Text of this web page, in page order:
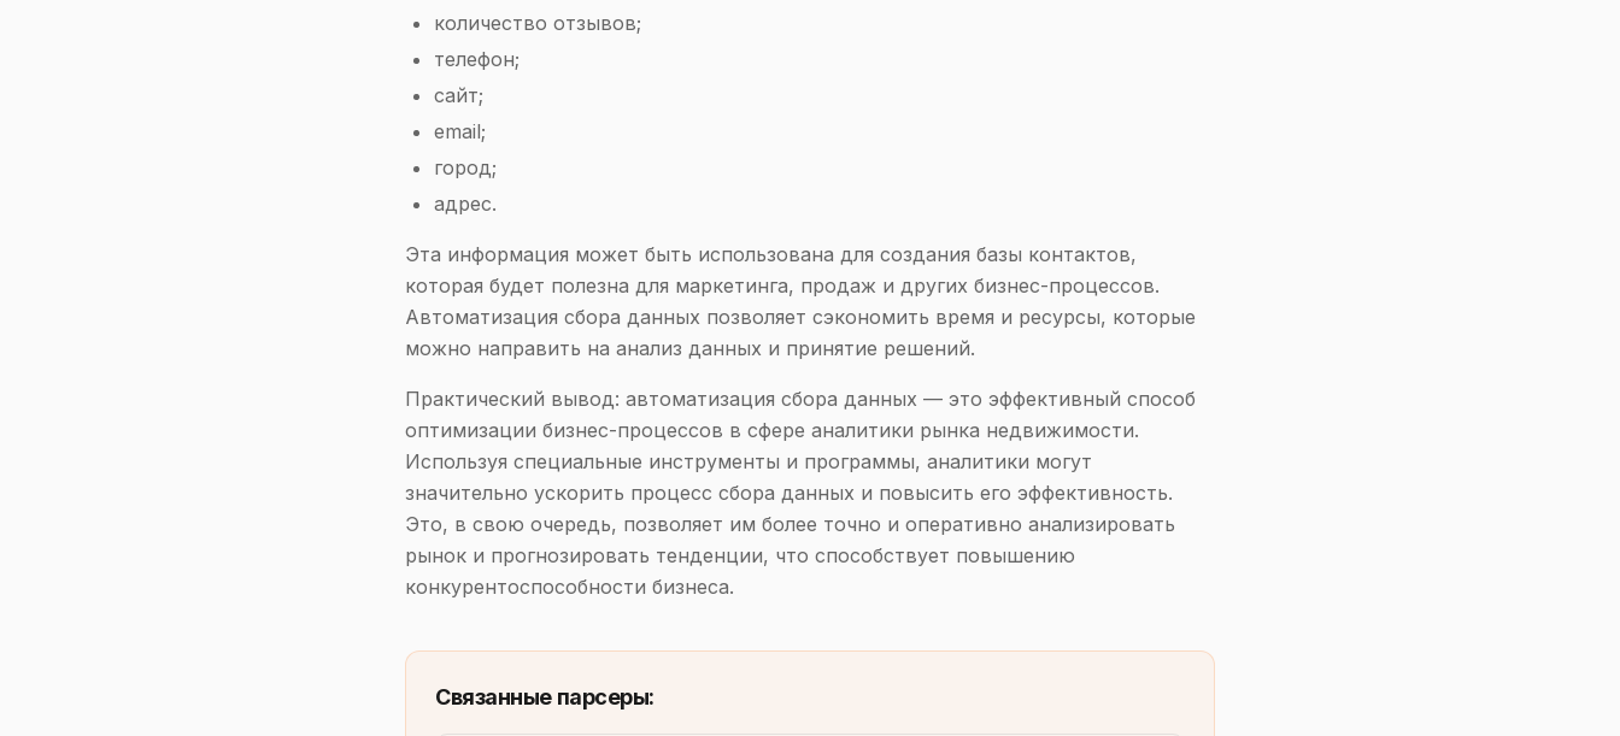
количество отзывов;
телефон;
сайт;
email;
город;
адрес.
Эта информация может быть использована для создания базы контактов,
которая будет полезна для маркетинга, продаж и других бизнес-процессов.
Автоматизация сбора данных позволяет сэкономить время и ресурсы, которые
можно направить на анализ данных и принятие решений.
Практический вывод: автоматизация сбора данных — это эффективный способ
оптимизации бизнес-процессов в сфере аналитики рынка недвижимости.
Используя специальные инструменты и программы, аналитики могут
значительно ускорить процесс сбора данных и повысить его эффективность.
Это, в свою очередь, позволяет им более точно и оперативно анализировать
рынок и прогнозировать тенденции, что способствует повышению
конкурентоспособности бизнеса.
Связанные парсеры: